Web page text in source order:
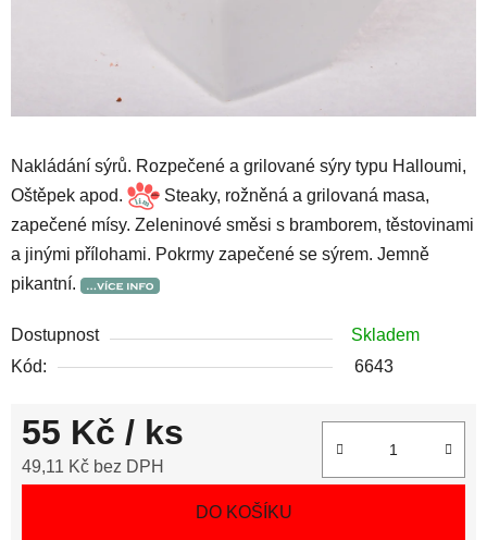
Nakládání sýrů. Rozpečené a grilované sýry typu Halloumi,
Oštěpek apod.
Steaky, rožněná a grilovaná masa,
zapečené mísy. Zeleninové směsi s bramborem, těstovinami
a jinými přílohami. Pokrmy zapečené se sýrem. Jemně
pikantní.
Dostupnost
Skladem
Kód:
6643
55 Kč / ks
49,11 Kč bez DPH
DO KOŠÍKU